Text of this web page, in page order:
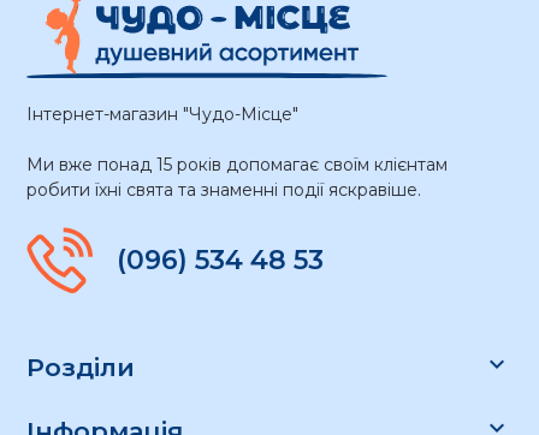
Інтернет-магазин "Чудо-Місце"
Ми вже понад 15 років допомагає своїм клієнтам
робити їхні свята та знаменні події яскравіше.
(096) 534 48 53
Розділи 
